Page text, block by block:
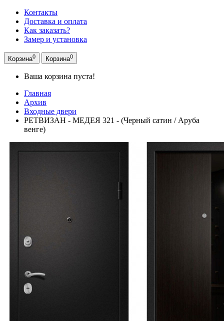
Контакты
Доставка и оплата
Как заказать?
Замер и установка
Корзина0 Корзина0
Ваша корзина пуста!
Главная
Архив
Входные двери
РЕТВИЗАН - МЕДЕЯ 321 - (Черный сатин / Аруба
венге)